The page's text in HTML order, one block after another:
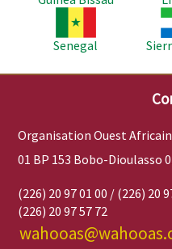
Senegal
Organisation Ouest
01 BP 153 Bobo-Dioulasso
(226) 20 97 01 00 / (226) 20
(226) 20 97 57 72